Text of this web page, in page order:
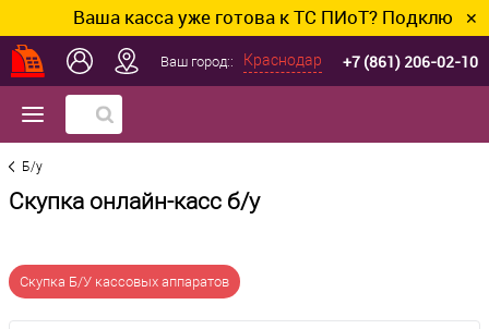
Ваша касса уже готова к ТС ПИоТ? Подключим✕
Ваш город:: Краснодар +7 (861) 206-02-10
Б/у
Скупка онлайн-касс б/у
Скупка Б/У кассовых аппаратов